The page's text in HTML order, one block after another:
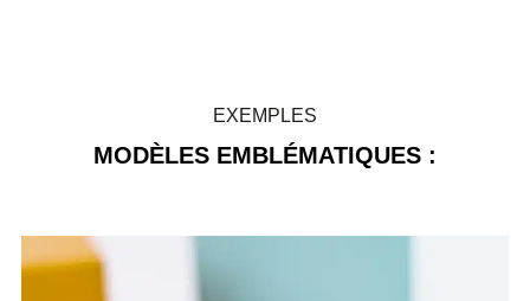
MODÈLES EMBLÉMATIQUES :
EXEMPLES